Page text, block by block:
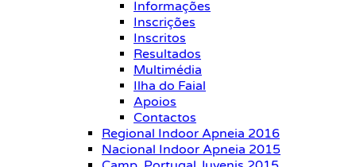
Informações
Inscrições
Inscritos
Resultados
Multimédia
Ilha do Faial
Apoios
Contactos
Regional Indoor Apneia 2016
Nacional Indoor Apneia 2015